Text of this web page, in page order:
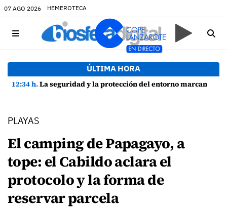
07 AGO 2026 HEMEROTECA
ÚLTIMA HORA
12:34 h.La seguridad y la protección del entorno marcan la planificación de las Fiestas de La Caleta de Famara
PLAYAS
El camping de Papagayo, a
tope: el Cabildo aclara el
protocolo y la forma de
reservar parcela